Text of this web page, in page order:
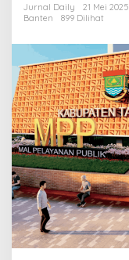
K
a
u
p
a
t
e
n
T
a
n
g
e
r
a
n
g
Jurnal Daily
21 Mei 2025
Banten
899 Dilihat